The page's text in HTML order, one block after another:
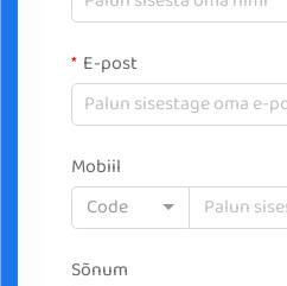
E-post
Mobiil
Code
Sõnum